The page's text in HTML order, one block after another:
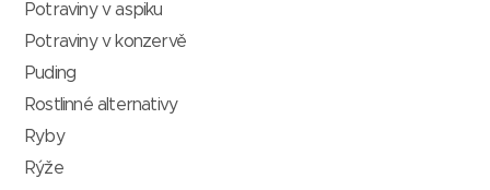
Potraviny v aspiku
Potraviny v konzervě
Puding
Rostlinné alternativy
Ryby
Rýže